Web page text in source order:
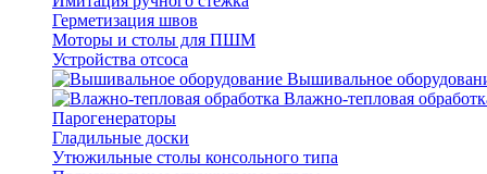
Герметизация швов
Моторы и столы для ПШМ
Устройства отсоса
Вышивальное
Влажно-тепловая
Парогенераторы
Гладильные доски
Утюжильные столы консольного типа